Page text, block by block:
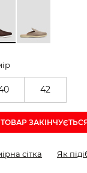
42
ТОВАР
сітка Як